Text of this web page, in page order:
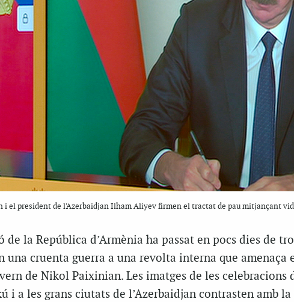
i el president de l'Azerbaidjan Ilham Aliyev firmen el tractat de pau mitjançant
de la República d’Armènia ha passat en pocs dies de
una cruenta guerra a una revolta interna que amenaça
de Nikol Paixinian. Les imatges de les celebracions
i a les grans ciutats de l’Azerbaidjan contrasten amb la